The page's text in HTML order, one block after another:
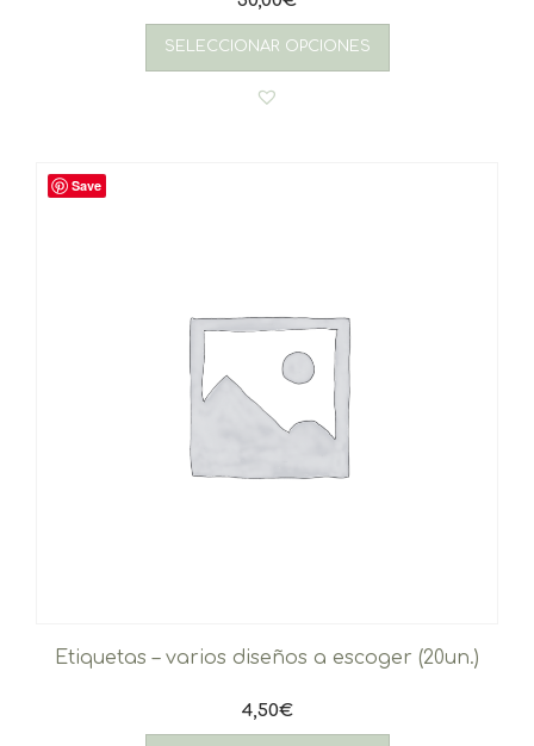
SELECCIONAR OPCIONES
Save
Etiquetas – varios diseños a escoger (20un.)
4,50€